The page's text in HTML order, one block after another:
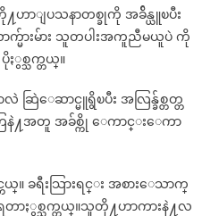
တို႔ဟာျပသနာတစ္ခုကို အခ်ိန္ယူၿပီး
ားမ်ား သူတပါးအကူညီမယူပဲ ကို
စ္သက္တယ္။
ဆြဲေဆာင္မူရွိၿပီး အလြန္ခ်စ္တတ္တ
ြနဲ႔အတူ အခ်စ္ကို ေကာင္းေကာ
ခရီးသြားရင္း အစားေသာက္
ႏွစ္သက္တယ္။သူတို႔ဟာကားနဲ႔လ